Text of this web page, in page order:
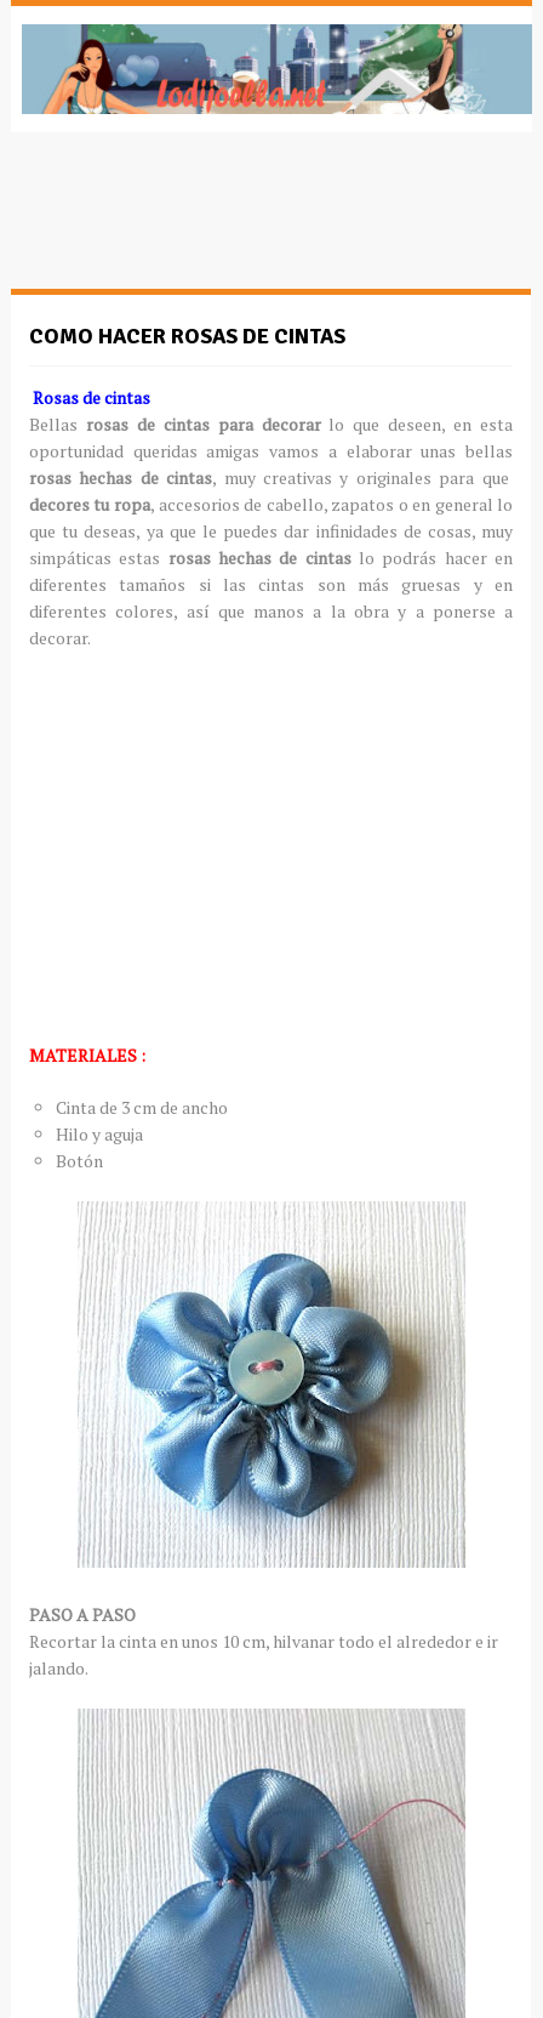
COMO HACER ROSAS DE CINTAS
Rosas de cintas
Bellas rosas de cintas para decorarlo que deseen, en esta
oportunidad queridas amigas vamos a elaborar unas bellas
rosas hechas de cintas, muy creativas y originales para que
decores tu ropa, accesorios de cabello, zapatos o en general lo
que tu deseas, ya que le puedes dar infinidades de cosas, muy
simpáticas estas rosas hechas de cintaslo podrás hacer en
diferentes tamaños si las cintas son más gruesas y en
diferentes colores, así que manos a la obra y a ponerse a
decorar.
MATERIALES :
Cinta de 3 cm de ancho
Hilo y aguja
Botón
PASO A PASO
Recortar la cinta en unos 10 cm, hilvanar todo el alrededor e ir
jalando.